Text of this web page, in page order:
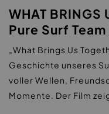
WHAT BRINGS
Pure Surf
„What Brings Us
Geschichte unseres
voller Wellen,
Momente. Der Film